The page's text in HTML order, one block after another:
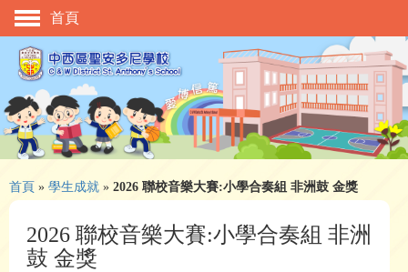
主頁
校慶活動
管理與組織
學與教
校風及學生支援
學生表現
相片及影片
首頁
首頁 » 學生成就 » 2026 聯校音樂大賽:小學合奏組 非洲鼓 金獎
2026 聯校音樂大賽:小學合奏組 非洲
鼓 金獎